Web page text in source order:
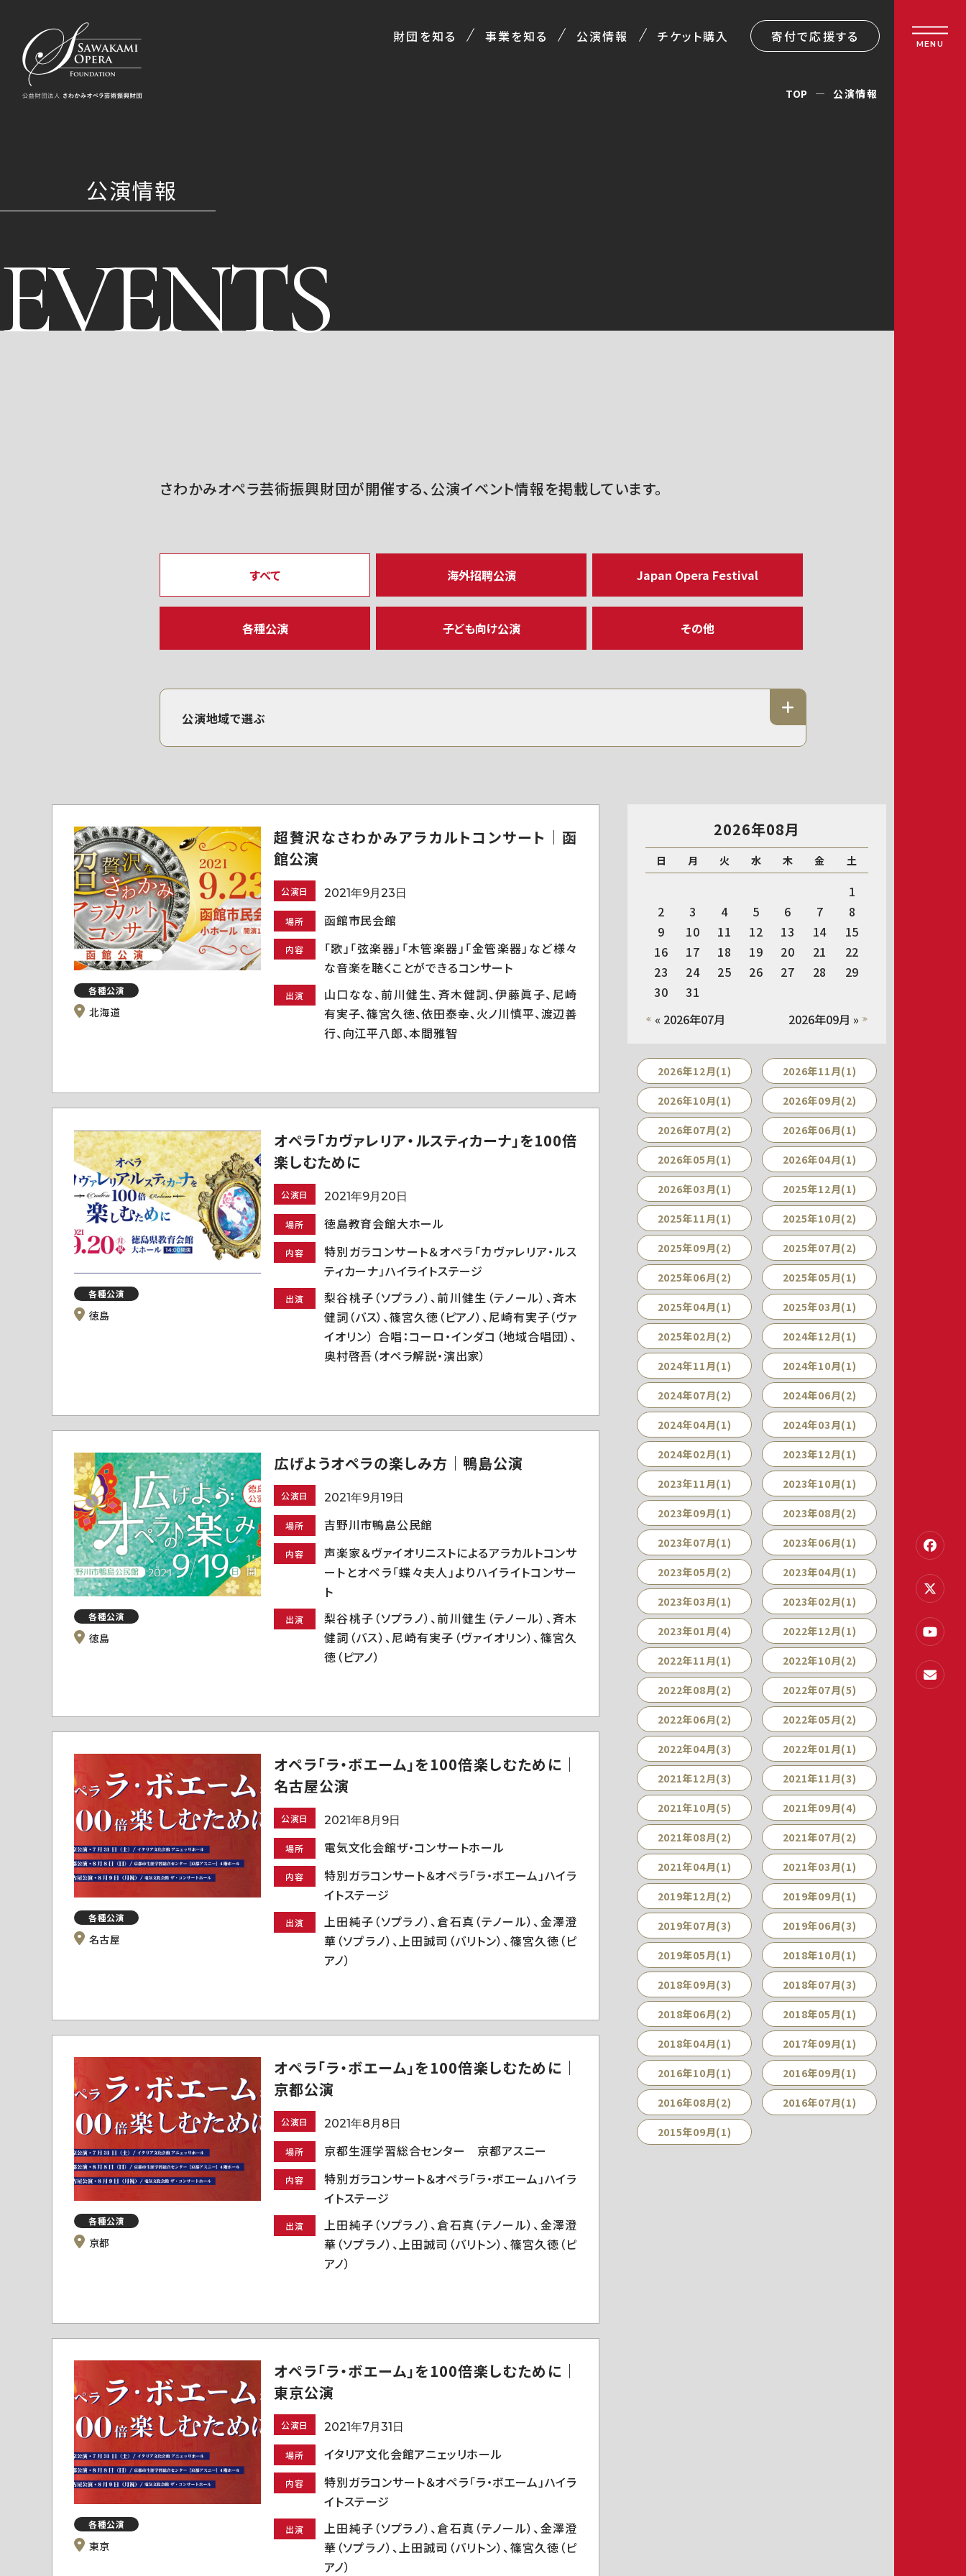
財団を知る 事業を知る 公演情報 チケット購入 寄付で応援する MENU
公演情報
EVENTS
TOP 公演情報
さわかみオペラ芸術振興財団が開催する、公演イベント情報を掲載しています。
すべて 海外招聘公演 Japan Opera Festival
各種公演 子ども向け公演 その他
公演地域で選ぶ
各種公演
北海道
超贅沢なさわかみアラカルトコンサート｜函
館公演
公演日 2021年9月23日
場所 函館市民会館
内容
「歌」「弦楽器」「木管楽器」「金管楽器」など様々
な音楽を聴くことができるコンサート
出演
山口なな、前川健生、斉木健詞、伊藤眞子、尼崎
有実子、篠宮久徳、依田泰幸、火ノ川慎平、渡辺善
行、向江平八郎、本間雅智
各種公演
徳島
オペラ「カヴァレリア・ルスティカーナ」を100倍
楽しむために
公演日 2021年9月20日
場所 徳島教育会館大ホール
内容
特別ガラコンサート＆オペラ「カヴァレリア・ルス
ティカーナ」ハイライトステージ
出演
梨谷桃子（ソプラノ）、前川健生（テノール）、斉木
健詞（バス）、篠宮久徳（ピアノ）、尼崎有実子（ヴァ
イオリン） 合唱：コーロ・インダコ（地域合唱団）、
奥村啓吾（オペラ解説・演出家）
各種公演
徳島
広げようオペラの楽しみ方｜鴨島公演
公演日 2021年9月19日
場所 吉野川市鴨島公民館
内容
声楽家＆ヴァイオリニストによるアラカルトコンサ
ートとオペラ「蝶々夫人」よりハイライトコンサー
ト
出演
梨谷桃子（ソプラノ）、前川健生（テノール）、斉木
健詞（バス）、尼崎有実子（ヴァイオリン）、篠宮久
徳（ピアノ）
各種公演
名古屋
オペラ「ラ・ボエーム」を100倍楽しむために｜
名古屋公演
公演日 2021年8月9日
場所 電気文化会館ザ・コンサートホール
内容
特別ガラコンサート＆オペラ「ラ・ボエーム」ハイラ
イトステージ
出演
上田純子（ソプラノ）、倉石真（テノール）、金澤澄
華（ソプラノ）、上田誠司（バリトン）、篠宮久徳（ピ
アノ）
各種公演
京都
オペラ「ラ・ボエーム」を100倍楽しむために｜
京都公演
公演日 2021年8月8日
場所 京都生涯学習総合センター 京都アスニー
内容
特別ガラコンサート＆オペラ「ラ・ボエーム」ハイラ
イトステージ
出演
上田純子（ソプラノ）、倉石真（テノール）、金澤澄
華（ソプラノ）、上田誠司（バリトン）、篠宮久徳（ピ
アノ）
各種公演
東京
オペラ「ラ・ボエーム」を100倍楽しむために｜
東京公演
公演日 2021年7月31日
場所 イタリア文化会館アニェッリホール
内容
特別ガラコンサート＆オペラ「ラ・ボエーム」ハイラ
イトステージ
出演
上田純子（ソプラノ）、倉石真（テノール）、金澤澄
華（ソプラノ）、上田誠司（バリトン）、篠宮久徳（ピ
アノ）
2026年08月
日 月 火 水 木 金 土
« 2026年07月 2026年09月 »
1
2
3 4 5 6 7
8
9
10 11 12 13 14
15
16
17 18 19 20 21
22
23
24 25 26 27 28
29
30
31
2026年12月(1) 2026年11月(1)
2026年10月(1) 2026年09月(2)
2026年07月(2) 2026年06月(1)
2026年05月(1) 2026年04月(1)
2026年03月(1) 2025年12月(1)
2025年11月(1) 2025年10月(2)
2025年09月(2) 2025年07月(2)
2025年06月(2) 2025年05月(1)
2025年04月(1) 2025年03月(1)
2025年02月(2) 2024年12月(1)
2024年11月(1) 2024年10月(1)
2024年07月(2) 2024年06月(2)
2024年04月(1) 2024年03月(1)
2024年02月(1) 2023年12月(1)
2023年11月(1) 2023年10月(1)
2023年09月(1) 2023年08月(2)
2023年07月(1) 2023年06月(1)
2023年05月(2) 2023年04月(1)
2023年03月(1) 2023年02月(1)
2023年01月(4) 2022年12月(1)
2022年11月(1) 2022年10月(2)
2022年08月(2) 2022年07月(5)
2022年06月(2) 2022年05月(2)
2022年04月(3) 2022年01月(1)
2021年12月(3) 2021年11月(3)
2021年10月(5) 2021年09月(4)
2021年08月(2) 2021年07月(2)
2021年04月(1) 2021年03月(1)
2019年12月(2) 2019年09月(1)
2019年07月(3) 2019年06月(3)
2019年05月(1) 2018年10月(1)
2018年09月(3) 2018年07月(3)
2018年06月(2) 2018年05月(1)
2018年04月(1) 2017年09月(1)
2016年10月(1) 2016年09月(1)
2016年08月(2) 2016年07月(1)
2015年09月(1)